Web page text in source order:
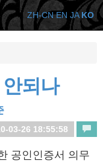
되나
03-26 18:55:58
공인인증서 의무
ZH-CN EN JA KO